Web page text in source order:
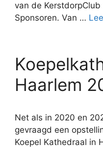
van de
Sponsoren. Van …
Haarlem
Net als in 2020 en
gevraagd een
Koepel Kathedraal in